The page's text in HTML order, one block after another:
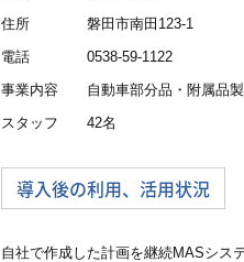
住所 磐田市南田123-1
電話 0538-59-1122
事業内容 自動車部分品・附属品製
スタッフ 42名
導入後の利用、活用状況
自社で作成した計画を継続MASシス